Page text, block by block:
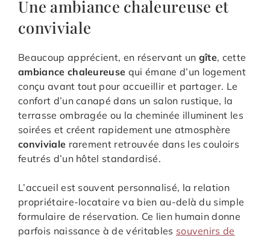
Une ambiance chaleureuse et
conviviale
Beaucoup apprécient, en réservant un gîte, cette
ambiance chaleureuse qui émane d’un logement
conçu avant tout pour accueillir et partager. Le
confort d’un canapé dans un salon rustique, la
terrasse ombragée ou la cheminée illuminent les
soirées et créent rapidement une atmosphère
conviviale rarement retrouvée dans les couloirs
feutrés d’un hôtel standardisé.
L’accueil est souvent personnalisé, la relation
propriétaire-locataire va bien au-delà du simple
formulaire de réservation. Ce lien humain donne
parfois naissance à de véritables souvenirs de